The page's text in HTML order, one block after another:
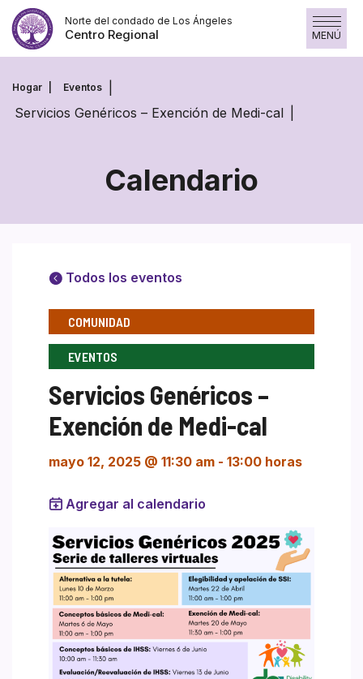
Saltar
contenido
Norte del condado de Los Ángeles
Centro Regional MENÚ
Hogar Eventos
Servicios Genéricos – Exención de Medi-cal
Calendario
Todos los eventos
COMUNIDAD
EVENTOS
Servicios Genéricos –
Exención de Medi-cal
mayo 12, 2025 @ 11:30 am - 13:00 horas
Agregar al calendario